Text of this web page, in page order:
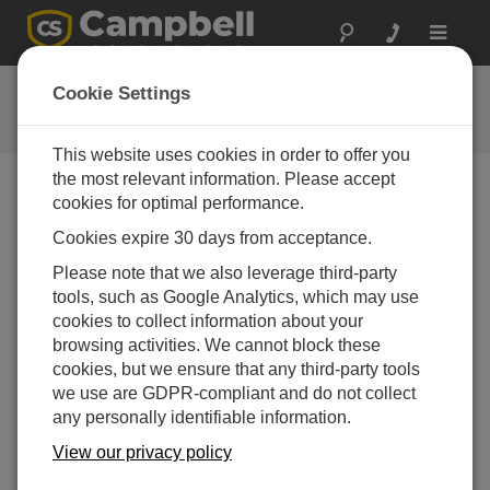
Toggle
CR350 OS 1.8.1
ソフトウェアと OS の改訂履歴
CR350 OS 1.9.0
1 change(s) - 16-09-2025
CR350 OS 1.8.1
2 change(s) - 15-08-2025
CR350 OS 1.08
CR350 OS 1.07
Cookie Settings
This website uses cookies in order to offer you
the most relevant information. Please accept
cookies for optimal performance.
Cookies expire 30 days from acceptance.
Please note that we also leverage third-party
tools, such as Google Analytics, which may use
cookies to collect information about your
browsing activities. We cannot block these
cookies, but we ensure that any third-party tools
we use are GDPR-compliant and do not collect
any personally identifiable information.
View our privacy policy